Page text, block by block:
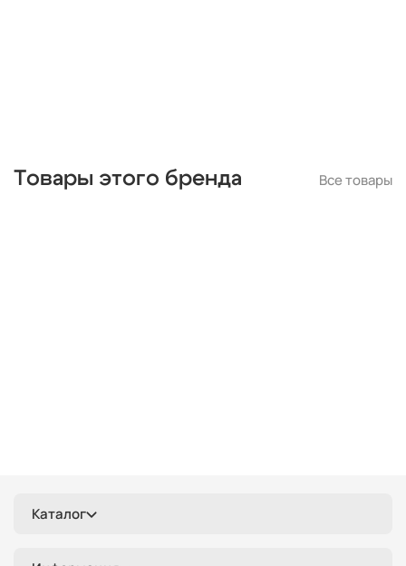
Товары этого бренда Все товары
Каталог